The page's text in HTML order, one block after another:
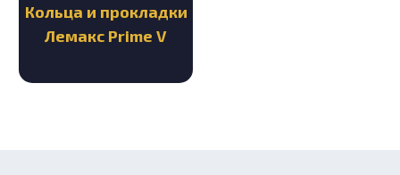
Кольца и прокладки
Лемакс Prime V